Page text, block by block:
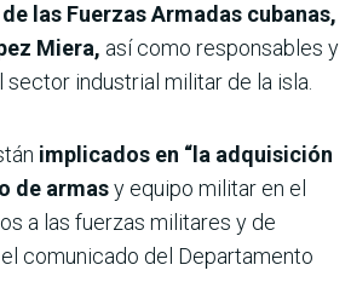
las Fuerzas Armadas cubanas,
Miera, así como responsables y
industrial militar de la isla.
implicados en “la adquisición
de armasy equipo militar en el
a las fuerzas militares y de
comunicado del Departamento